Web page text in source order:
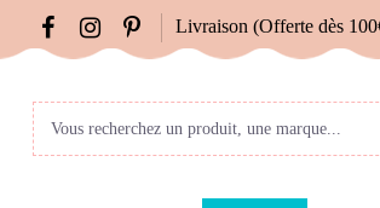
Livraison (Offerte dès